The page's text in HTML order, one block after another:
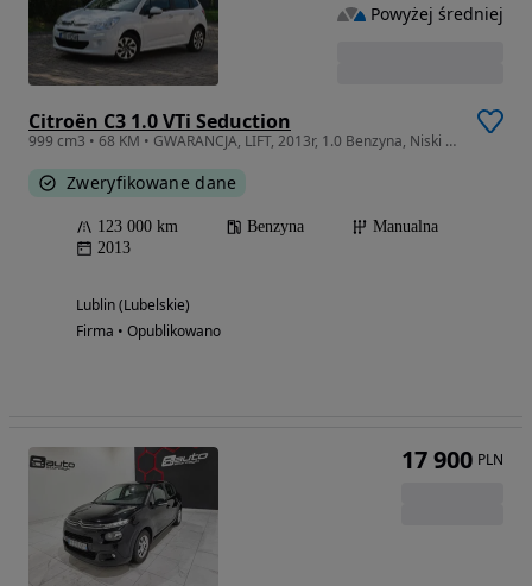
Citroën C3 1.0 VTi Seduction
999 cm3 • 68 KM • GWARANCJA, LIFT, 2013r, 1.0 Benzyna, Niski przebieg, 2 Komplety opon !
Zweryfikowane dane
123 000 km Benzyna
Manualna
2013
Lublin (Lubelskie)
Firma • Opublikowano
Powyżej średniej
17 900 PLN